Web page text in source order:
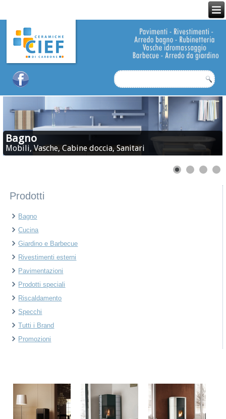
Bagno
Mobili, Vasche, Cabine doccia, Sanitari
Prodotti
Bagno
Cucina
Giardino e Barbecue
Rivestimenti esterni
Pavimentazioni
Prodotti speciali
Riscaldamento
Specchi
Tutti i Brand
Promozioni